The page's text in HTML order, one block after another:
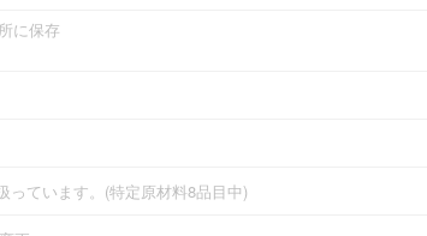
に保存
っています。(特定原材料8品目中)